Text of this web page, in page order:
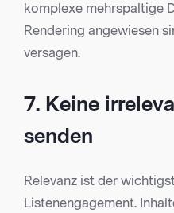
komplexe mehrspaltige
Rendering angewiesen
versagen.
7. Keine
senden
Relevanz ist der
Listenengagement.